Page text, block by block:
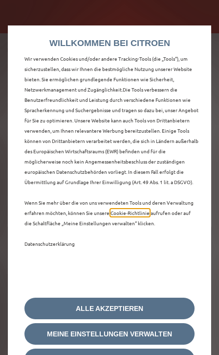
ENTDECKEN SIE ALLE
C5 X VORFÜHRWAGEN
MIT BENZIN / MILD-
HYBRID ANTRIEB IN
HERTEN
WILLKOMMEN BEI CITROEN
Wir verwenden Cookies und/oder andere Tracking-Tools (die „Tools“), um
sicherzustellen, dass wir Ihnen die bestmögliche Nutzung unserer Website
bieten. Sie ermöglichen grundlegende Funktionen wie Sicherheit,
Netzwerkmanagement und Zugänglichkeit.Die Tools verbessern die
Benutzerfreundlichkeit und Leistung durch verschiedene Funktionen wie
Spracherkennung und Suchergebnisse und tragen so dazu bei, unser Angebot
für Sie zu optimieren. Unsere Website kann auch Tools von Drittanbietern
verwenden, um Ihnen relevantere Werbung bereitzustellen. Einige Tools
können von Drittanbietern verarbeitet werden, die sich in Ländern außerhalb
des Europäischen Wirtschaftsraums (EWR) befinden und für die
möglicherweise noch kein Angemessenheitsbeschluss der zuständigen
europäischen Datenschutzbehörden vorliegt. In diesem Fall erfolgt die
Übermittlung auf Grundlage Ihrer Einwilligung (Art. 49 Abs. 1 lit. a DSGVO).
Wenn Sie mehr über die von uns verwendeten Tools und deren Verwaltung
erfahren möchten, können Sie unsere Cookie‑Richtlinie aufrufen oder auf
die Schaltfläche „Meine Einstellungen verwalten“ klicken.
Datenschutzerklärung
MEINE EINSTELLUNGEN VERWALTEN
ALLE AKZEPTIEREN